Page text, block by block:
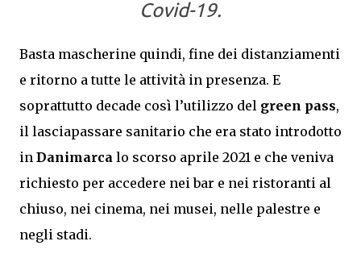
Covid-19.
Basta mascherine quindi, fine dei distanziamenti
e ritorno a tutte le attività in presenza. E
soprattutto decade così l’utilizzo del green pass,
il lasciapassare sanitario che era stato introdotto
in Danimarca lo scorso aprile 2021 e che veniva
richiesto per accedere nei bar e nei ristoranti al
chiuso, nei cinema, nei musei, nelle palestre e
negli stadi.